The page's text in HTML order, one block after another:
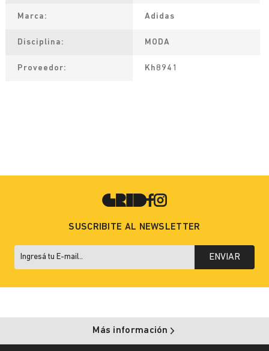
Marca Adidas
Disciplina MODA
Proveedor Kh8941
SUSCRIBITE AL NEWSLETTER
ENVIAR
Más información